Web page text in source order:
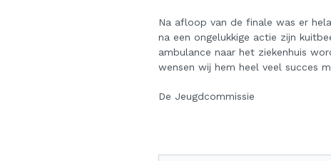
Na afloop van de finale was er
na een ongelukkige actie zijn
ambulance naar het ziekenhuis
wensen wij hem heel veel succes
De Jeugdcommissie